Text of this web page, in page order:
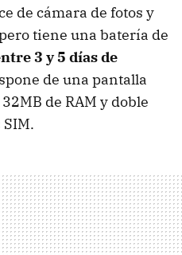
de cámara de fotos y
tiene una batería de
3 y 5 días de
de una pantalla
de RAM y doble